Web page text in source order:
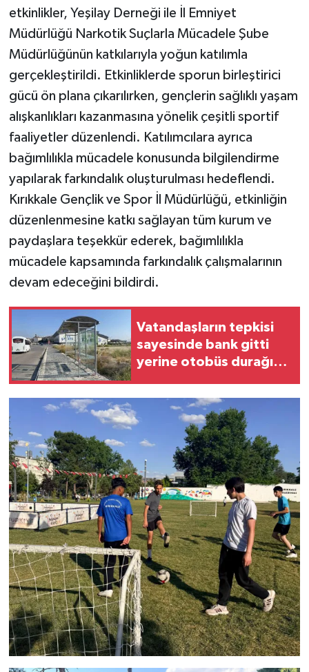
etkinlikler, Yeşilay Derneği ile İl Emniyet
Müdürlüğü Narkotik Suçlarla Mücadele Şube
Müdürlüğünün katkılarıyla yoğun katılımla
gerçekleştirildi. Etkinliklerde sporun birleştirici
gücü ön plana çıkarılırken, gençlerin sağlıklı yaşam
alışkanlıkları kazanmasına yönelik çeşitli sportif
faaliyetler düzenlendi. Katılımcılara ayrıca
bağımlılıkla mücadele konusunda bilgilendirme
yapılarak farkındalık oluşturulması hedeflendi.
Kırıkkale Gençlik ve Spor İl Müdürlüğü, etkinliğin
düzenlenmesine katkı sağlayan tüm kurum ve
paydaşlara teşekkür ederek, bağımlılıkla
mücadele kapsamında farkındalık çalışmalarının
devam edeceğini bildirdi.
Vatandaşların tepkisi
sayesinde bank gitti
yerine otobüs durağı